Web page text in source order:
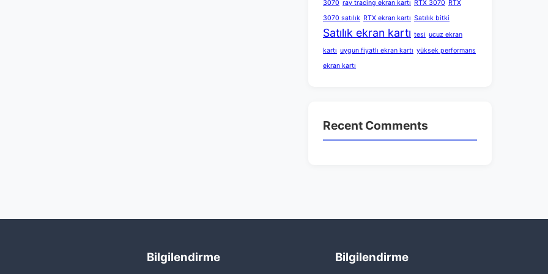
3070 ray tracing ekran kartı RTX 3070 RTX
3070 satılık RTX ekran kartı Satılık bitki
Satılık ekran kartı tesi ucuz ekran
kartı uygun fiyatlı ekran kartı yüksek performans
ekran kartı
Recent Comments
Bilgilendirme Bilgilendirme